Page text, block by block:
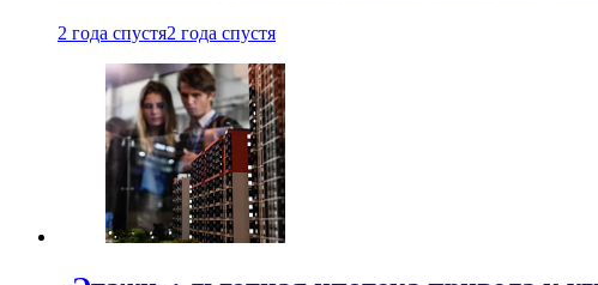
2 года спустя2 года спустя